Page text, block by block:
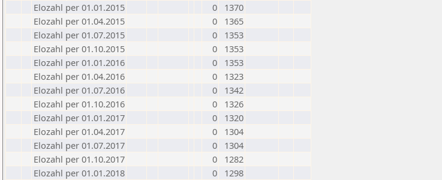
Elozahl per 01.01.2015
0
1370
Elozahl per 01.04.2015
0
1365
Elozahl per 01.07.2015
0
1353
Elozahl per 01.10.2015
0
1353
Elozahl per 01.01.2016
0
1353
Elozahl per 01.04.2016
0
1323
Elozahl per 01.07.2016
0
1342
Elozahl per 01.10.2016
0
1326
Elozahl per 01.01.2017
0
1320
Elozahl per 01.04.2017
0
1304
Elozahl per 01.07.2017
0
1304
Elozahl per 01.10.2017
0
1282
Elozahl per 01.01.2018
0
1298